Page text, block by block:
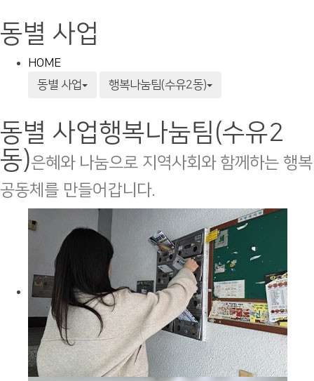
동별 사업
HOME
동별 사업
행복나눔팀(수유2동)
동별 사업행복나눔팀(수유2
동)은혜와 나눔으로 지역사회와 함께하는 행복
공동체를 만들어갑니다.